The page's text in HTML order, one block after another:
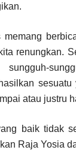
memang
renungkan.
sungguh-
atau justru
baik tidak
Raja Yosia